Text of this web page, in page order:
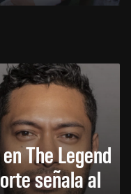
The Legend
señala al